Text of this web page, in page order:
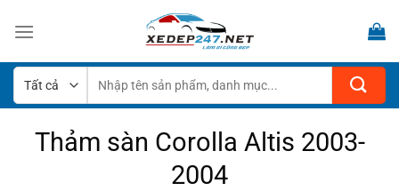
qua
dung
kiếm:
Thảm sàn Corolla Altis 2003-
2004